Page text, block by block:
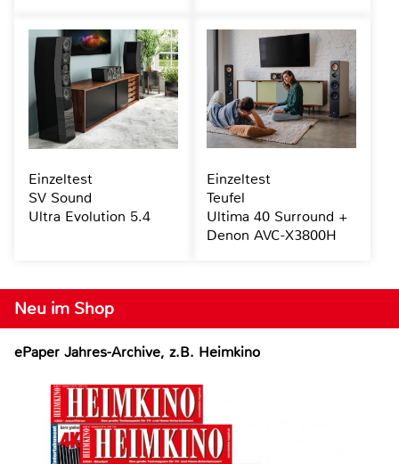
Neu im Shop
ePaper Jahres-Archive, z.B. Heimkino
Einzeltest
SV Sound
Ultra Evolution 5.4
Einzeltest
Teufel
Ultima 40 Surround +
Denon AVC-X3800H